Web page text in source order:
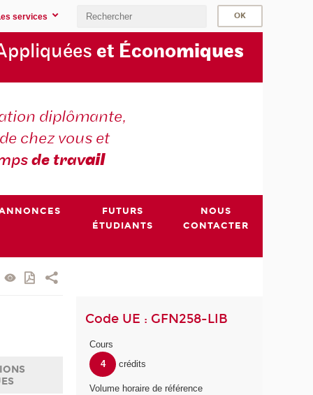
services
et Économiques
diplômante,
chez vous et
de travail
FUTURS
ÉTUDIANTS
NOUS
CONTACTER
Code UE : GFN258-LIB
Cours
4
crédits
Volume horaire de référence